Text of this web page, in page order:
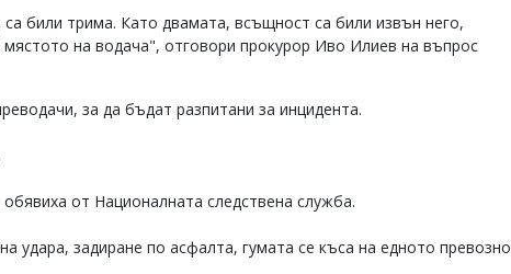
били трима. Като двамата, всъщност са били извън него,
на водача", отговори прокурор Иво Илиев на въпрос
за да бъдат разпитани за инцидента.
от Националната следствена служба.
удара, задиране по асфалта, гумата се къса на едното превозно